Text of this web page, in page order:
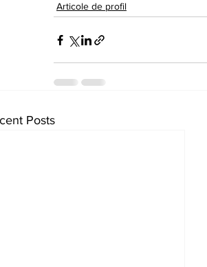
Articole de profil
Posts